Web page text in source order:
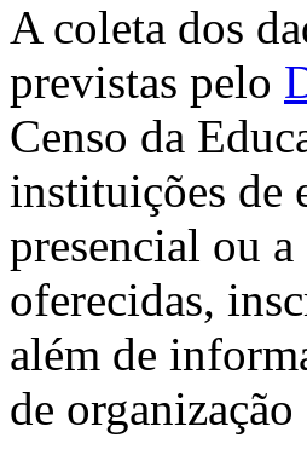
A coleta dos
previstas pelo
Censo da
instituições de
presencial ou
oferecidas,
além de
de